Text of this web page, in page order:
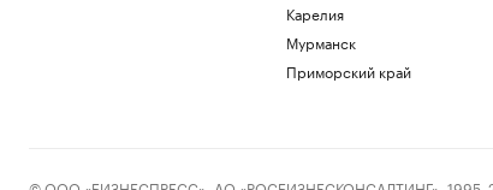
Карелия
Мурманск
Приморский край